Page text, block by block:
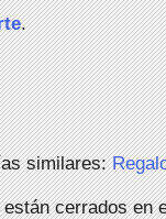
.
similares:
cerrados en